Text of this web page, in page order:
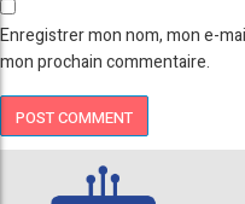
Enregistrer mon nom, mon e-
mon prochain commentaire.